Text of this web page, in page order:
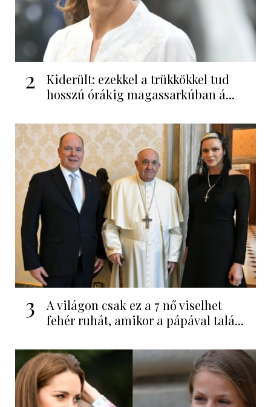
2
Kiderült: ezekkel a trükkökkel tud
hosszú órákig magassarkúban á...
3
A világon csak ez a 7 nő viselhet
fehér ruhát, amikor a pápával talá...